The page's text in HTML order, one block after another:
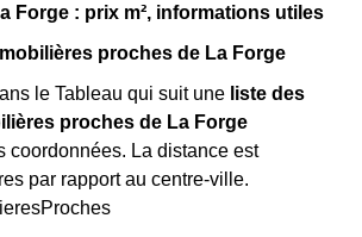
Forge : prix m², informations utiles
proches de La Forge
le Tableau qui suit une liste des
proches de La Forge
coordonnées. La distance est
par rapport au centre-ville.